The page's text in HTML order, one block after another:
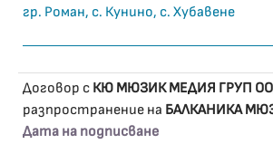
гр. Роман, с. Кунино, с. Хубавене
Договор с КЮ МЮЗИК МЕДИЯ ГРУП
разпространение на БАЛКАНИКА
Дата на подписване